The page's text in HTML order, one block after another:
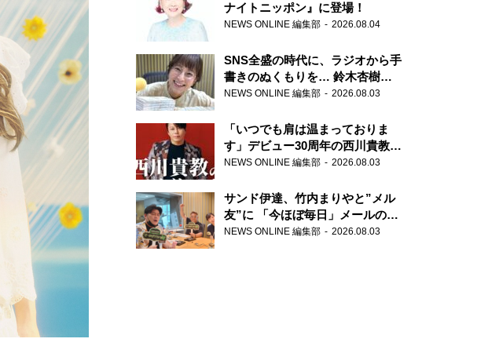
ナイトニッポン』に登場！
NEWS ONLINE 編集部 2026.08.04
SNS全盛の時代に、ラジオから手
書きのぬくもりを… 鈴木杏樹の
直筆はがきが届く！
郵便局
NEWS ONLINE 編集部 2026.08.03
「いつでも肩は温まっておりま
す」デビュー30周年の西川貴教が
『オールナイトニッポン』に登
NEWS ONLINE 編集部 2026.08.03
サンド伊達、竹内まりやと”メル
友”に 「今ほぼ毎日」メールのや
り取り明かす
NEWS ONLINE 編集部 2026.08.03